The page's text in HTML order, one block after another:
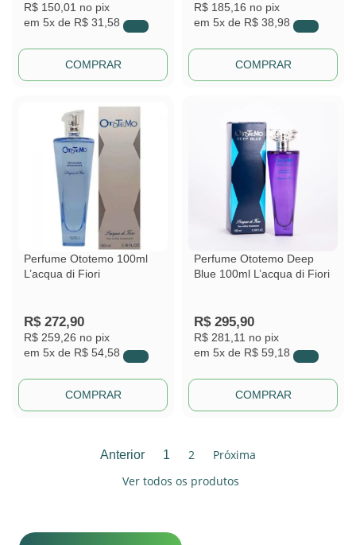
R$ 150,01 no pix
em 5x de R$ 31,58
COMPRAR
R$ 185,16 no pix
em 5x de R$ 38,98
COMPRAR
Perfume Ototemo 100ml
L’acqua di Fiori
R$272,90
R$ 259,26 no pix
em 5x de R$ 54,58
COMPRAR
Perfume Ototemo Deep
Blue 100ml L’acqua di Fiori
R$295,90
R$ 281,11 no pix
em 5x de R$ 59,18
COMPRAR
Anterior 1 2
Próxima
Ver todos os produtos